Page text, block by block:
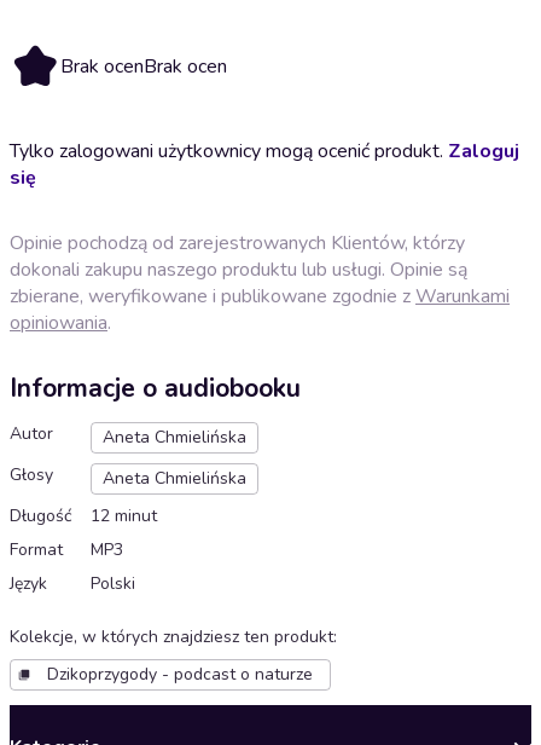
Brak ocenBrak ocen
Tylko zalogowani użytkownicy mogą ocenić produkt. Zaloguj
się
Opinie pochodzą od zarejestrowanych Klientów, którzy
dokonali zakupu naszego produktu lub usługi. Opinie są
zbierane, weryfikowane i publikowane zgodnie zWarunkami
opiniowania.
Informacje o audiobooku
Autor
Aneta Chmielińska
Głosy
Aneta Chmielińska
Długość
12 minut
Format
MP3
Język
Polski
Kolekcje, w których znajdziesz ten produkt:
Dzikoprzygody - podcast o naturze